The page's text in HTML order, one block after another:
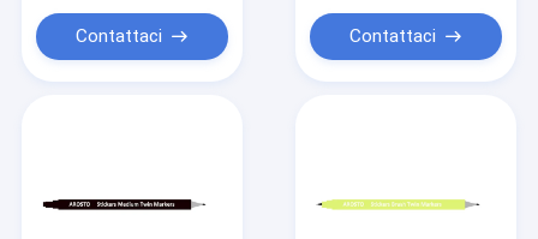
Contattaci Contattaci